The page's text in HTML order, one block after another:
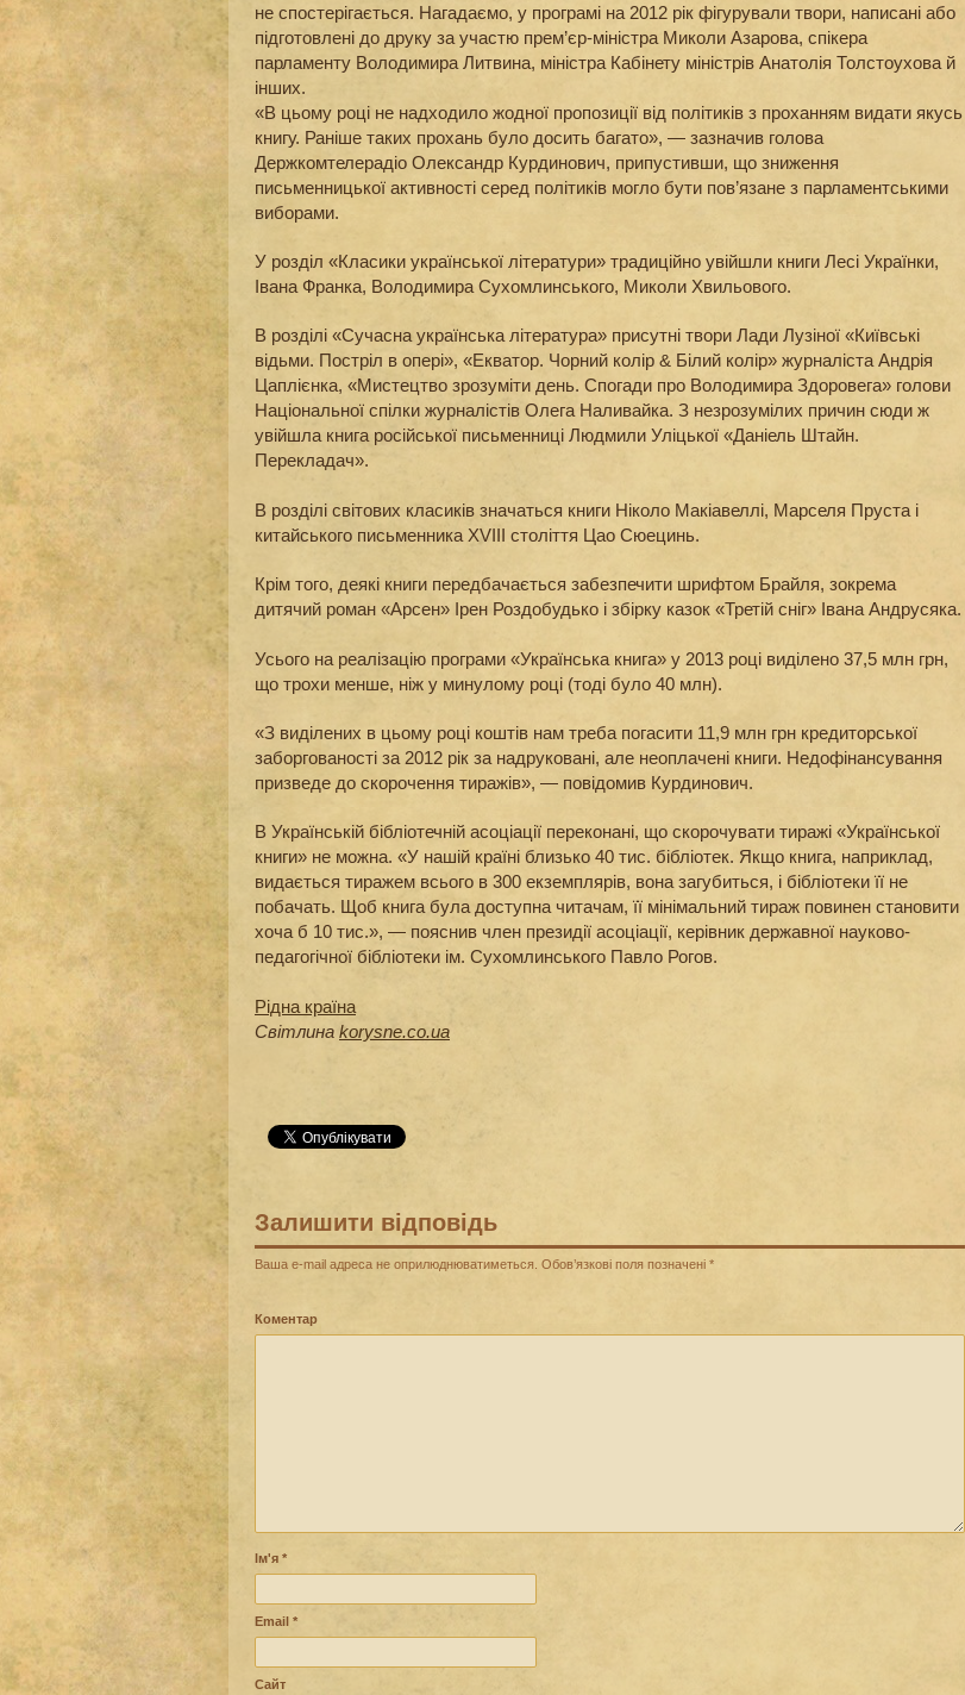
не спостерігається. Нагадаємо, у програмі на 2012 рік фігурували твори, написані або
підготовлені до друку за участю прем’єр-міністра Миколи Азарова, спікера
парламенту Володимира Литвина, міністра Кабінету міністрів Анатолія Толстоухова й
інших.
«В цьому році не надходило жодної пропозиції від політиків з проханням видати якусь
книгу. Раніше таких прохань було досить багато», — зазначив голова
Держкомтелерадіо Олександр Курдинович, припустивши, що зниження
письменницької активності серед політиків могло бути пов’язане з парламентськими
виборами.
У розділ «Класики української літератури» традиційно увійшли книги Лесі Українки,
Івана Франка, Володимира Сухомлинського, Миколи Хвильового.
В розділі «Сучасна українська література» присутні твори Лади Лузіної «Київські
відьми. Постріл в опері», «Екватор. Чорний колір & Білий колір» журналіста Андрія
Цаплієнка, «Мистецтво зрозуміти день. Спогади про Володимира Здоровега» голови
Національної спілки журналістів Олега Наливайка. З незрозумілих причин сюди ж
увійшла книга російської письменниці Людмили Уліцької «Даніель Штайн.
Перекладач».
В розділі світових класиків значаться книги Ніколо Макіавеллі, Марселя Пруста і
китайського письменника XVIII століття Цао Сюецинь.
Крім того, деякі книги передбачається забезпечити шрифтом Брайля, зокрема
дитячий роман «Арсен» Ірен Роздобудько і збірку казок «Третій сніг» Івана Андрусяка.
Усього на реалізацію програми «Українська книга» у 2013 році виділено 37,5 млн грн,
що трохи менше, ніж у минулому році (тоді було 40 млн).
«З виділених в цьому році коштів нам треба погасити 11,9 млн грн кредиторської
заборгованості за 2012 рік за надруковані, але неоплачені книги. Недофінансування
призведе до скорочення тиражів», — повідомив Курдинович.
В Українській бібліотечній асоціації переконані, що скорочувати тиражі «Української
книги» не можна. «У нашій країні близько 40 тис. бібліотек. Якщо книга, наприклад,
видається тиражем всього в 300 екземплярів, вона загубиться, і бібліотеки її не
побачать. Щоб книга була доступна читачам, її мінімальний тираж повинен становити
хоча б 10 тис.», — пояснив член президії асоціації, керівник державної науково-
педагогічної бібліотеки ім. Сухомлинського Павло Рогов.
Рідна країна
Світлина korysne.co.ua
Залишити відповідь
Ваша e-mail адреса не оприлюднюватиметься. Обов’язкові поля позначені *
Коментар
Ім'я *
Email *
Сайт